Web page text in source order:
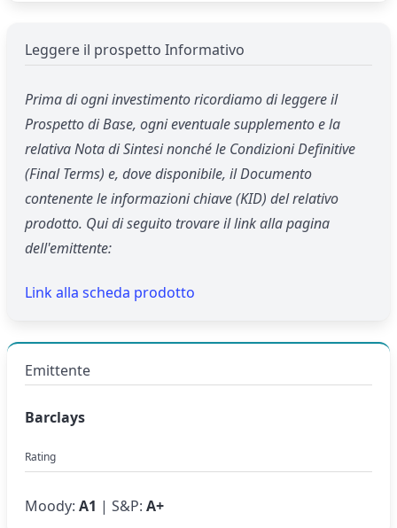
Leggere il prospetto Informativo
Prima di ogni investimento ricordiamo di leggere il
Prospetto di Base, ogni eventuale supplemento e la
relativa Nota di Sintesi nonché le Condizioni Definitive
(Final Terms) e, dove disponibile, il Documento
contenente le informazioni chiave (KID) del relativo
prodotto. Qui di seguito trovare il link alla pagina
dell'emittente:
Link alla scheda prodotto
Emittente
Barclays
Rating
Moody: A1 | S&P: A+